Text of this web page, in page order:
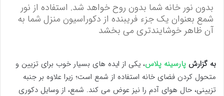
بدون نور خانه شما بدون روح خواهد شد. استفاده از نور
شمع بعنوان یک جزء فریبنده از دکوراسیون منزل شما به
آن ظاهر خوشایندتری می بخشد
به گزارش پارسینه پلاس، یکی از ایده های بسیار خوب برای تزیین و
متحول کردن فضای خانه استفاده از شمع است؛ زیرا علاوه بر جنبه
تزیینی، حال هوای آدم را نیز عوض می کند. شمع، از وسایل دکوری